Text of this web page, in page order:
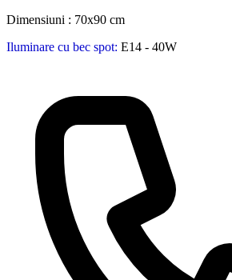
Dimensiuni : 70x90 cm
Iluminare cu bec spot: E14 - 40W